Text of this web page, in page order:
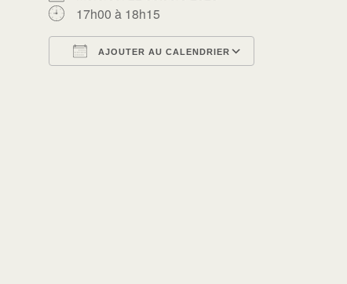
17h00 à 18h15
AJOUTER AU CALENDRIER